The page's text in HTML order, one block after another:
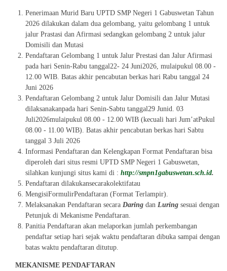
Penerimaan Murid Baru UPTD SMP Negeri 1 Gabuswetan Tahun
2026 dilakukan dalam dua gelombang, yaitu gelombang 1 untuk
jalur Prastasi dan Afirmasi sedangkan gelombang 2 untuk jalur
Domisili dan Mutasi
Pendaftaran Gelombang 1 untuk Jalur Prestasi dan Jalur Afirmasi
pada hari Senin-Rabu tanggal22- 24 Juni2026, mulaipukul 08.00 -
12.00 WIB. Batas akhir pencabutan berkas hari Rabu tanggal 24
Juni 2026
Pendaftaran Gelombang 2 untuk Jalur Domisili dan Jalur Mutasi
dilaksanakanpada hari Senin-Sabtu tanggal29 Junid. 03
Juli2026mulaipukul 08.00 - 12.00 WIB (kecuali hari Jum’atPukul
08.00 - 11.00 WIB). Batas akhir pencabutan berkas hari Sabtu
tanggal 3 Juli 2026
Informasi Pendaftaran dan Kelengkapan Format Pendaftaran bisa
diperoleh dari situs resmi UPTD SMP Negeri 1 Gabuswetan,
silahkan kunjungi situs kami di : http://smpn1gabuswetan.sch.id.
Pendaftaran dilakukansecarakolektifatau
MengisiFormulirPendaftaran (Format Terlampir).
Melaksanakan Pendaftaran secara Daring dan Luring sesuai dengan
Petunjuk di Mekanisme Pendaftaran.
Panitia Pendaftaran akan melaporkan jumlah perkembangan
pendaftar setiap hari sejak waktu pendaftaran dibuka sampai dengan
batas waktu pendaftaran ditutup.
MEKANISME PENDAFTARAN